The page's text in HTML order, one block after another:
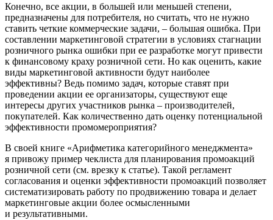
Конечно, все акции, в большей или меньшей степени,
предназначены для потребителя, но считать, что не нужно
ставить четкие коммерческие задачи, – большая ошибка. При
составлении маркетинговой стратегии в условиях стагнации
розничного рынка ошибки при ее разработке могут привести
к финансовому краху розничной сети. Но как оценить, какие
виды маркетинговой активности будут наиболее
эффективны? Ведь помимо задач, которые ставят при
проведении акции ее организаторы, существуют еще
интересы других участников рынка – производителей,
покупателей. Как количественно дать оценку потенциальной
эффективности промомероприятия?
В своей книге «Арифметика категорийного менеджмента»
я привожу пример чек­листа для планирования промоакций
розничной сети (см. врезку к статье). Такой регламент
согласования и оценки эффективности промоакций позволяет
систематизировать работу по продвижению товара и делает
маркетинговые акции более осмысленными
и результативными.